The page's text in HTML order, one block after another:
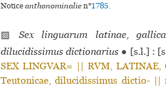
Noticeanthonominalien°1785.
▨ Sex linguarum latinae,
dilucidissimus dictionarius ● [s.l.] :
SEX LINGVAR= || RVM, LATINAE,
Teutonicae, dilucidissimus dictio-